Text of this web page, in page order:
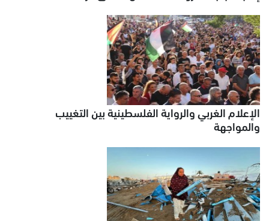
الإعلام الغربي والرواية الفلسطينية بين التغييب
والمواجهة